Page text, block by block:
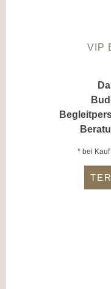
VIP
* bei